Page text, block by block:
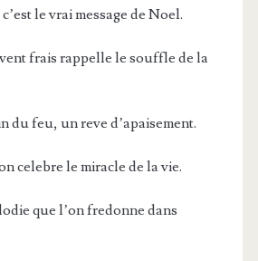
le vrai message de Noel.
frais rappelle le souffle de la
du feu, un reve d’apaisement.
celebre le miracle de la vie.
que l’on fredonne dans